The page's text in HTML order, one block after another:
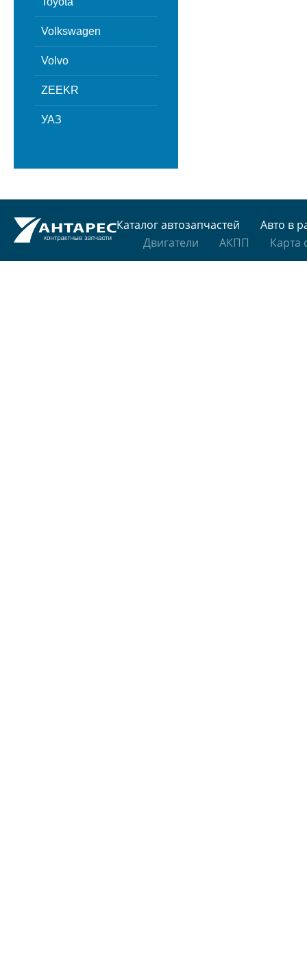
Volkswagen
Volvo
ZEEKR
УАЗ
Каталог автозапчастей
Авто в
Двигатели
АКПП Карта